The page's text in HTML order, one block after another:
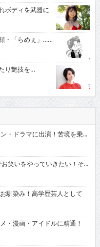
ボディを武器に
・「らめぇ」……
り艶技を…
・ドラマに出演！苦境を乗...
笑いをやっていきたい！そ...
馴染み！高学歴芸人として
漫画・アイドルに精通！